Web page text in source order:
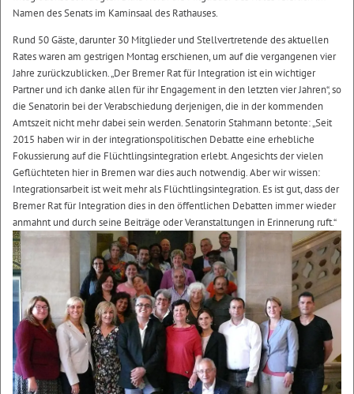
Namen des Senats im Kaminsaal des Rathauses.
Rund 50 Gäste, darunter 30 Mitglieder und Stellvertretende des aktuellen
Rates waren am gestrigen Montag erschienen, um auf die vergangenen vier
Jahre zurückzublicken. „Der Bremer Rat für Integration ist ein wichtiger
Partner und ich danke allen für ihr Engagement in den letzten vier Jahren“, so
die Senatorin bei der Verabschiedung derjenigen, die in der kommenden
Amtszeit nicht mehr dabei sein werden. Senatorin Stahmann betonte: „Seit
2015 haben wir in der integrationspolitischen Debatte eine erhebliche
Fokussierung auf die Flüchtlingsintegration erlebt. Angesichts der vielen
Geflüchteten hier in Bremen war dies auch notwendig. Aber wir wissen:
Integrationsarbeit ist weit mehr als Flüchtlingsintegration. Es ist gut, dass der
Bremer Rat für Integration dies in den öffentlichen Debatten immer wieder
anmahnt und durch seine Beiträge oder Veranstaltungen in Erinnerung ruft.“